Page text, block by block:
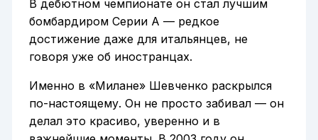
В дебютном чемпионате он стал лучшим
бомбардиром Серии А — редкое
достижение даже для итальянцев, не
говоря уже об иностранцах.
Именно в «Милане» Шевченко раскрылся
по-настоящему. Он не просто забивал — он
делал это красиво, уверенно и в